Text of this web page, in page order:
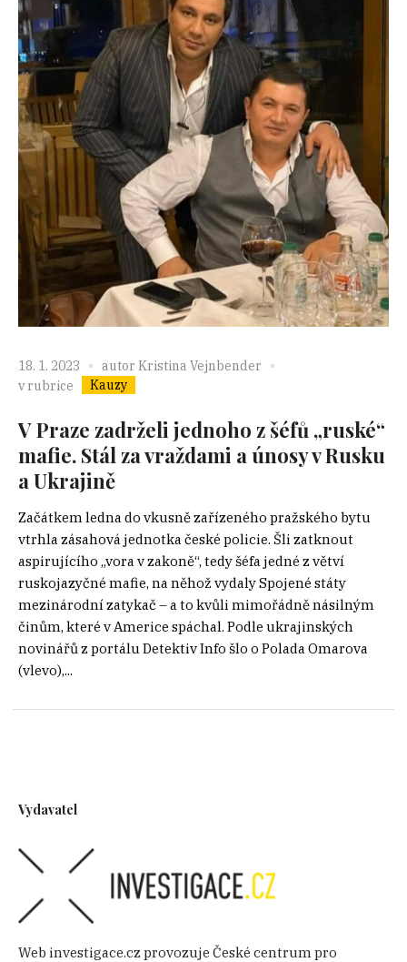
18. 1. 2023 autor Kristina Vejnbender
v rubrice
Kauzy
V Praze zadrželi jednoho z šéfů „ruské“
mafie. Stál za vraždami a únosy v Rusku
a Ukrajině
Začátkem ledna do vkusně zařízeného pražského bytu
vtrhla zásahová jednotka české policie. Šli zatknout
aspirujícího „vora v zakoně“, tedy šéfa jedné z větví
ruskojazyčné mafie, na něhož vydaly Spojené státy
mezinárodní zatykač – a to kvůli mimořádně násilným
činům, které v Americe spáchal. Podle ukrajinských
novinářů z portálu Detektiv Info šlo o Polada Omarova
(vlevo),...
Vydavatel
Web investigace.cz provozuje České centrum pro